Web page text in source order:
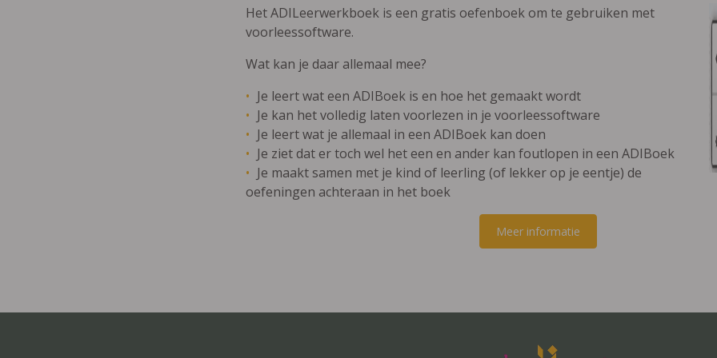
Het ADILeerwerkboek is een gratis oefenboek om te gebruiken met
voorleessoftware.
Wat kan je daar allemaal mee?
Je leert wat een ADIBoek is en hoe het gemaakt wordt
Je kan het volledig laten voorlezen in je voorleessoftware
Je leert wat je allemaal in een ADIBoek kan doen
Je ziet dat er toch wel het een en ander kan foutlopen in een ADIBoek
Je maakt samen met je kind of leerling (of lekker op je eentje) de
oefeningen achteraan in het boek
Meer informatie